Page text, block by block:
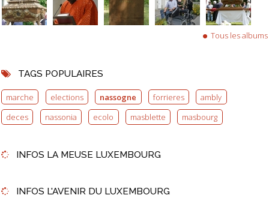
Tous les albums
TAGS POPULAIRES
marche elections nassogne forrieres
ambly
deces
nassonia ecolo masblette masbourg
INFOS LA MEUSE LUXEMBOURG
INFOS L'AVENIR DU LUXEMBOURG